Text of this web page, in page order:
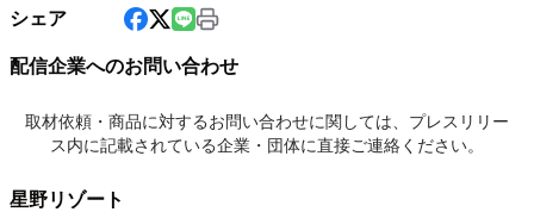
シェア
配信企業へのお問い合わせ
取材依頼・商品に対するお問い合わせに関しては、プレスリリー
ス内に記載されている企業・団体に直接ご連絡ください。
星野リゾート